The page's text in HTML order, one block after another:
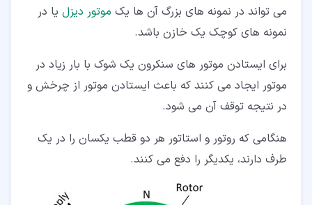
می تواند در نمونه های بزرگ آن ها یک موتور دیزل یا در
نمونه های کوچک یک خازن باشد.
برای ایستادن موتور های سنکرون یک شوک با بار زیاد در
موتور ایجاد می کنند که باعث ایستادن موتور از چرخش و
در نتیجه توقف آن می شود.
هنگامی که روتور و استاتور هر دو قطب یکسان را در یک
طرف دارند، یکدیگر را دفع می کنند.